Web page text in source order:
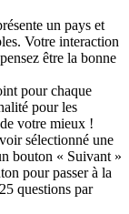
un pays et
Votre interaction
être la bonne
pour chaque
pour les
votre mieux !
sélectionné une
bouton « Suivant »
pour passer à la
questions par